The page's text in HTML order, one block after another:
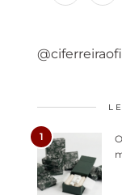
1